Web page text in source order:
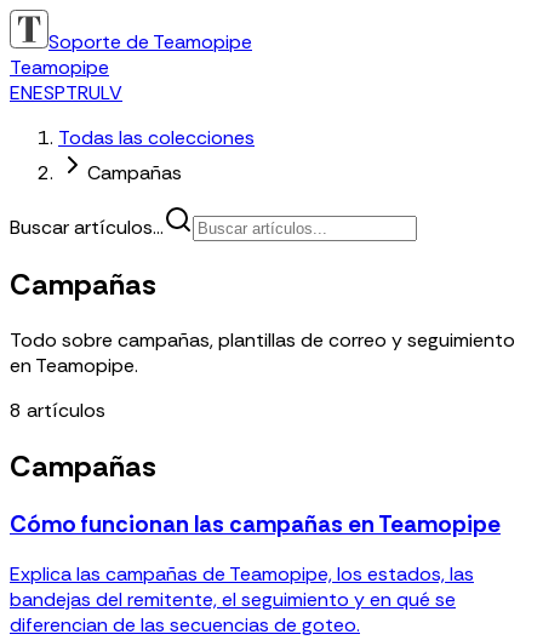
Soporte de Teamopipe
Teamopipe
ENESPTRULV
Todas las colecciones
Campañas
Buscar artículos...
Campañas
Todo sobre campañas, plantillas de correo y seguimiento
en Teamopipe.
8 artículos
Campañas
Cómo funcionan las campañas en Teamopipe
Explica las campañas de Teamopipe, los estados, las
bandejas del remitente, el seguimiento y en qué se
diferencian de las secuencias de goteo.